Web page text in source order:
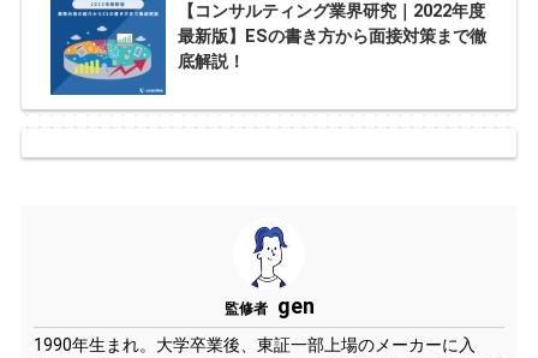
【コンサルティング業界研究｜2022年度
最新版】ESの書き方から面接対策まで徹
底解説！
監修者 gen
1990年生まれ。大学卒業後、東証一部上場のメーカーに入